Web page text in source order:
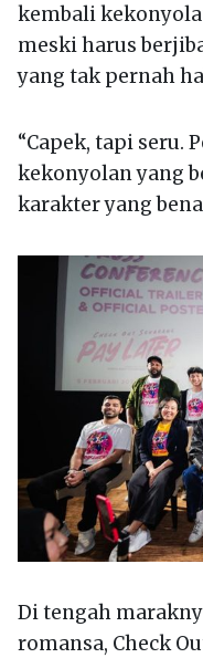
kembali
meski harus
yang tak pernah
“Capek, tapi seru.
kekonyolan yang
karakter yang
Di tengah
romansa, Check